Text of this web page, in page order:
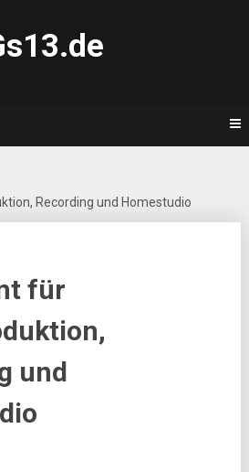
Recording und Homestudio
für
und